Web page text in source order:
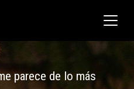
parece de lo más